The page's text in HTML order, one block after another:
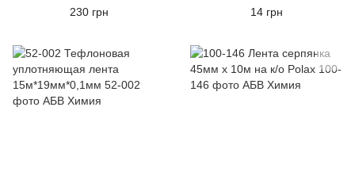
230 грн
10м*12мм*0,1мм
14 грн